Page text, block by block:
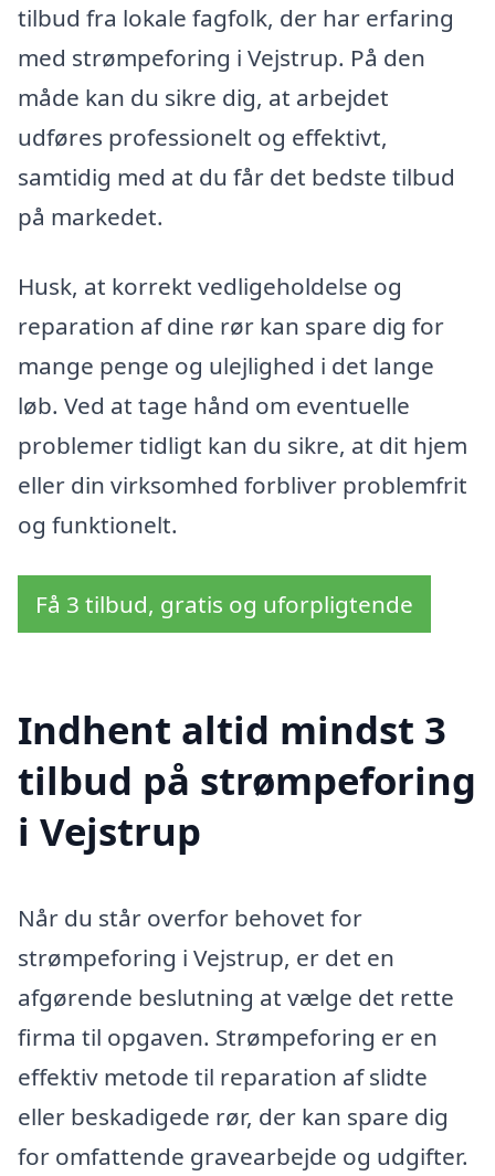
tilbud fra lokale fagfolk, der har erfaring
med strømpeforing i Vejstrup. På den
måde kan du sikre dig, at arbejdet
udføres professionelt og effektivt,
samtidig med at du får det bedste tilbud
på markedet.
Husk, at korrekt vedligeholdelse og
reparation af dine rør kan spare dig for
mange penge og ulejlighed i det lange
løb. Ved at tage hånd om eventuelle
problemer tidligt kan du sikre, at dit hjem
eller din virksomhed forbliver problemfrit
og funktionelt.
Få 3 tilbud, gratis og uforpligtende
Indhent altid mindst 3
tilbud på strømpeforing
i Vejstrup
Når du står overfor behovet for
strømpeforing i Vejstrup, er det en
afgørende beslutning at vælge det rette
firma til opgaven. Strømpeforing er en
effektiv metode til reparation af slidte
eller beskadigede rør, der kan spare dig
for omfattende gravearbejde og udgifter.